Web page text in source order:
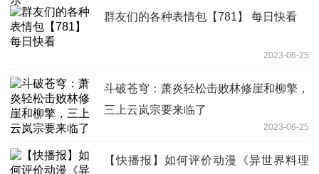
群友们的各种表情包【781】 每日快看
2023-06-25
斗破苍穹：萧炎轻松击败林修崖和柳擎，
三上云岚宗要来临了
2023-06-25
【快播报】如何评价动漫《异世界料理